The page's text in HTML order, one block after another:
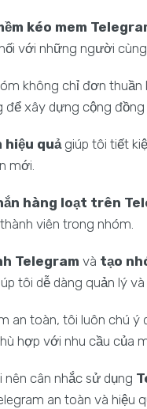
kéo mem
với những người
không chỉ đơn
xây dựng cộng đồng
hiệu quảgiúp tôi tiết
mới.
hàng loạt trên
viên trong nhóm.
Telegram và tạo
tôi dễ dàng quản lý
an toàn, tôi luôn chú
hợp với nhu cầu của
cân nhắc sử dụng
an toàn và hiệu